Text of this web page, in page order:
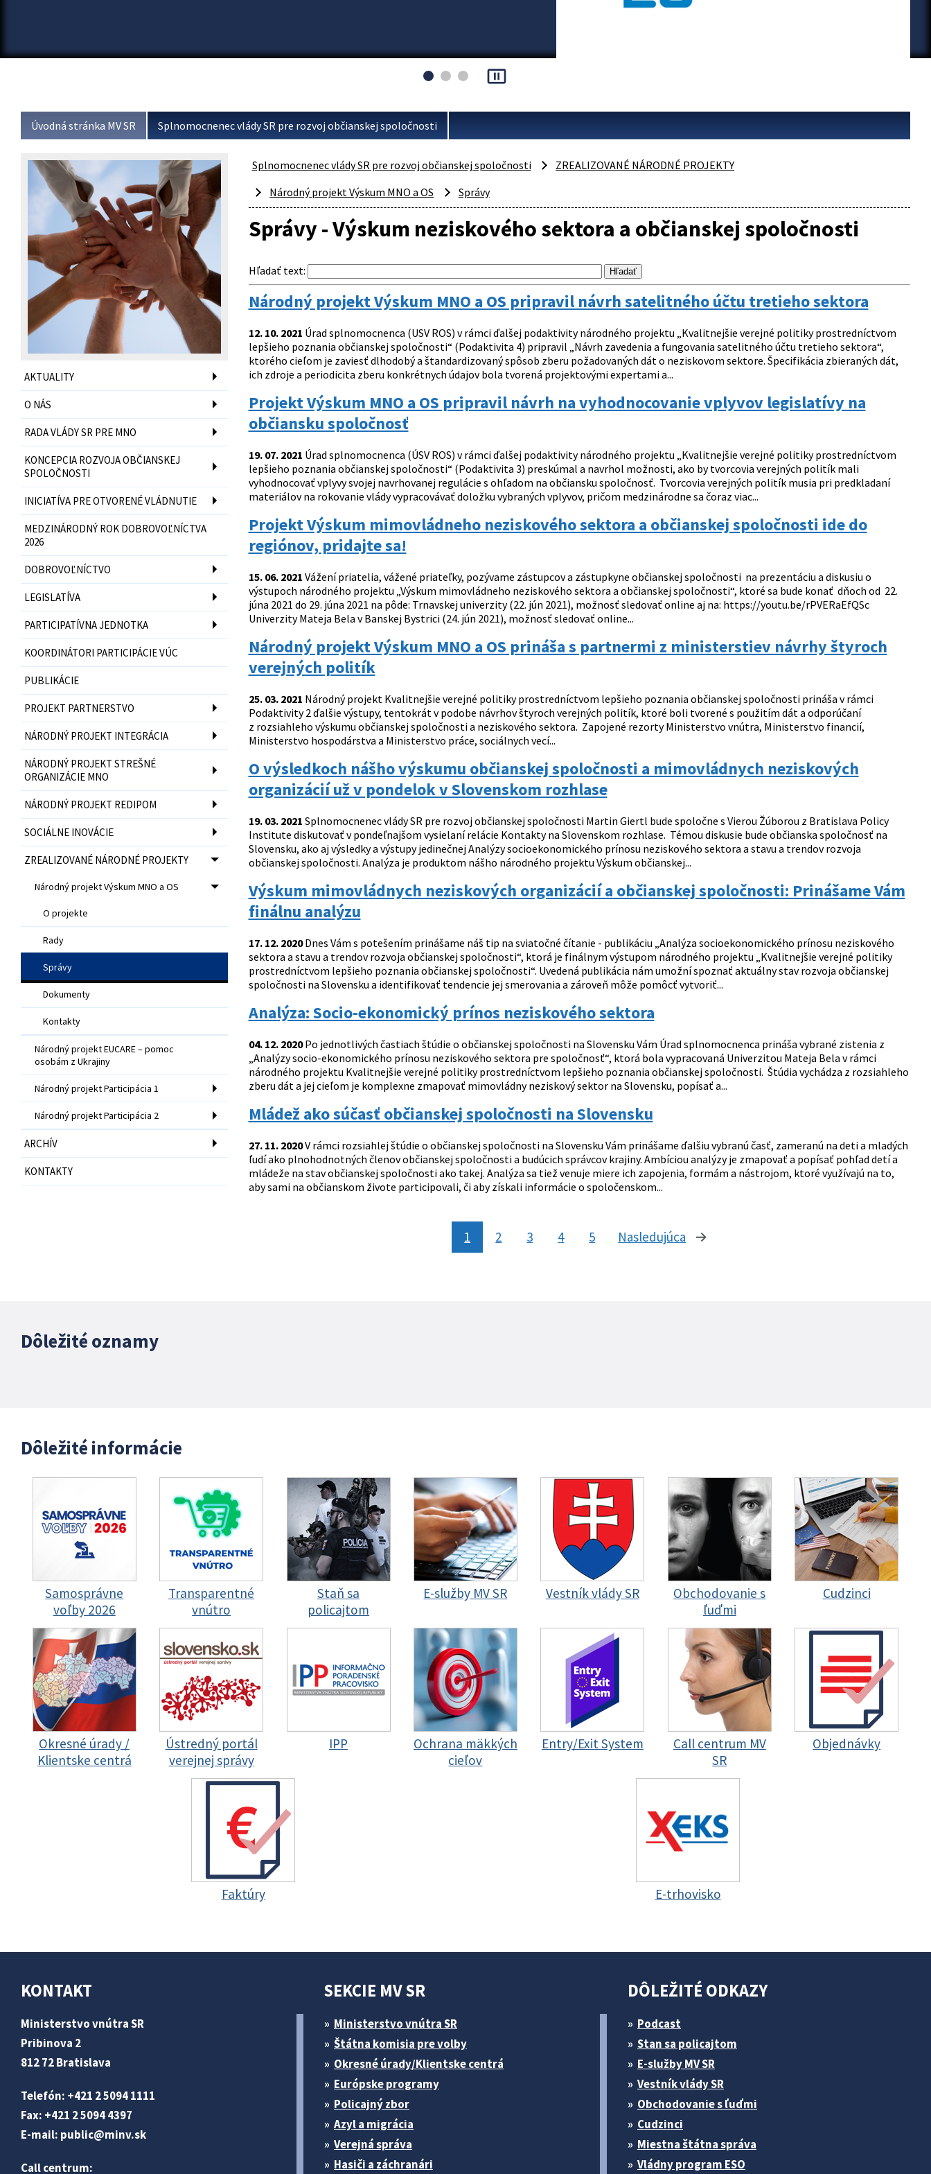
pause_presentation
Úvodná stránka MV SR Splnomocnenec vlády SR pre rozvoj občianskej spoločnosti
AKTUALITY
O NÁS
RADA VLÁDY SR PRE MNO
KONCEPCIA ROZVOJA OBČIANSKEJ
SPOLOČNOSTI
INICIATÍVA PRE OTVORENÉ VLÁDNUTIE
MEDZINÁRODNÝ ROK DOBROVOĽNÍCTVA
2026
DOBROVOĽNÍCTVO
LEGISLATÍVA
PARTICIPATÍVNA JEDNOTKA
KOORDINÁTORI PARTICIPÁCIE VÚC
PUBLIKÁCIE
PROJEKT PARTNERSTVO
NÁRODNÝ PROJEKT INTEGRÁCIA
NÁRODNÝ PROJEKT STREŠNÉ
ORGANIZÁCIE MNO
NÁRODNÝ PROJEKT REDIPOM
SOCIÁLNE INOVÁCIE
ZREALIZOVANÉ NÁRODNÉ PROJEKTY
Národný projekt Výskum MNO a OS
O projekte
Rady
Správy
Dokumenty
Kontakty
Národný projekt EUCARE – pomoc
osobám z Ukrajiny
Národný projekt Participácia 1
Národný projekt Participácia 2
ARCHÍV
KONTAKTY
Splnomocnenec vlády SR pre rozvoj občianskej spoločnosti
ZREALIZOVANÉ NÁRODNÉ PROJEKTY
Národný projekt Výskum MNO a OS
Správy
Správy - Výskum neziskového sektora a občianskej spoločnosti
Hľadať text:
Národný projekt Výskum MNO a OS pripravil návrh satelitného účtu tretieho sektora
12. 10. 2021 Úrad splnomocnenca (USV ROS) v rámci ďalšej podaktivity národného projektu „Kvalitnejšie verejné politiky prostredníctvom
lepšieho poznania občianskej spoločnosti“ (Podaktivita 4) pripravil „Návrh zavedenia a fungovania satelitného účtu tretieho sektora“,
ktorého cieľom je zaviesť dlhodobý a štandardizovaný spôsob zberu požadovaných dát o neziskovom sektore. Špecifikácia zbieraných dát,
ich zdroje a periodicita zberu konkrétnych údajov bola tvorená projektovými expertami a...
Projekt Výskum MNO a OS pripravil návrh na vyhodnocovanie vplyvov legislatívy na
občiansku spoločnosť
19. 07. 2021 Úrad splnomocnenca (ÚSV ROS) v rámci ďalšej podaktivity národného projektu „Kvalitnejšie verejné politiky prostredníctvom
lepšieho poznania občianskej spoločnosti“ (Podaktivita 3) preskúmal a navrhol možnosti, ako by tvorcovia verejných politík mali
vyhodnocovať vplyvy svojej navrhovanej regulácie s ohľadom na občiansku spoločnosť. Tvorcovia verejných politík musia pri predkladaní
materiálov na rokovanie vlády vypracovávať doložku vybraných vplyvov, pričom medzinárodne sa čoraz viac...
Projekt Výskum mimovládneho neziskového sektora a občianskej spoločnosti ide do
regiónov, pridajte sa!
15. 06. 2021 Vážení priatelia, vážené priateľky, pozývame zástupcov a zástupkyne občianskej spoločnosti na prezentáciu a diskusiu o
výstupoch národného projektu „Výskum mimovládneho neziskového sektora a občianskej spoločnosti“, ktoré sa bude konať dňoch od 22.
júna 2021 do 29. júna 2021 na pôde: Trnavskej univerzity (22. jún 2021), možnosť sledovať online aj na: https://youtu.be/rPVERaEfQSc
Univerzity Mateja Bela v Banskej Bystrici (24. jún 2021), možnosť sledovať online...
Národný projekt Výskum MNO a OS prináša s partnermi z ministerstiev návrhy štyroch
verejných politík
25. 03. 2021 Národný projekt Kvalitnejšie verejné politiky prostredníctvom lepšieho poznania občianskej spoločnosti prináša v rámci
Podaktivity 2 ďalšie výstupy, tentokrát v podobe návrhov štyroch verejných politík, ktoré boli tvorené s použitím dát a odporúčaní
z rozsiahleho výskumu občianskej spoločnosti a neziskového sektora. Zapojené rezorty Ministerstvo vnútra, Ministerstvo financií,
Ministerstvo hospodárstva a Ministerstvo práce, sociálnych vecí...
O výsledkoch nášho výskumu občianskej spoločnosti a mimovládnych neziskových
organizácií už v pondelok v Slovenskom rozhlase
19. 03. 2021 Splnomocnenec vlády SR pre rozvoj občianskej spoločnosti Martin Giertl bude spoločne s Vierou Žúborou z Bratislava Policy
Institute diskutovať v pondeľnajšom vysielaní relácie Kontakty na Slovenskom rozhlase. Témou diskusie bude občianska spoločnosť na
Slovensku, ako aj výsledky a výstupy jedinečnej Analýzy socioekonomického prínosu neziskového sektora a stavu a trendov rozvoja
občianskej spoločnosti. Analýza je produktom nášho národného projektu Výskum občianskej...
Výskum mimovládnych neziskových organizácií a občianskej spoločnosti: Prinášame Vám
finálnu analýzu
17. 12. 2020Dnes Vám s potešením prinášame náš tip na sviatočné čítanie - publikáciu „Analýza socioekonomického prínosu neziskového
sektora a stavu a trendov rozvoja občianskej spoločnosti“, ktorá je finálnym výstupom národného projektu „Kvalitnejšie verejné politiky
prostredníctvom lepšieho poznania občianskej spoločnosti“. Uvedená publikácia nám umožní spoznať aktuálny stav rozvoja občianskej
spoločnosti na Slovensku a identifikovať tendencie jej smerovania a zároveň môže pomôcť vytvoriť...
Analýza: Socio-ekonomický prínos neziskového sektora
04. 12. 2020Po jednotlivých častiach štúdie o občianskej spoločnosti na Slovensku Vám Úrad splnomocnenca prináša vybrané zistenia z
„Analýzy socio-ekonomického prínosu neziskového sektora pre spoločnosť“, ktorá bola vypracovaná Univerzitou Mateja Bela v rámci
národného projektu Kvalitnejšie verejné politiky prostredníctvom lepšieho poznania občianskej spoločnosti. Štúdia vychádza z rozsiahleho
zberu dát a jej cieľom je komplexne zmapovať mimovládny neziskový sektor na Slovensku, popísať a...
Mládež ako súčasť občianskej spoločnosti na Slovensku
27. 11. 2020V rámci rozsiahlej štúdie o občianskej spoločnosti na Slovensku Vám prinášame ďalšiu vybranú časť, zameranú na deti a mladých
ľudí ako plnohodnotných členov občianskej spoločnosti a budúcich správcov krajiny. Ambíciou analýzy je zmapovať a popísať pohľad detí a
mládeže na stav občianskej spoločnosti ako takej. Analýza sa tiež venuje miere ich zapojenia, formám a nástrojom, ktoré využívajú na to,
aby sami na občianskom živote participovali, či aby získali informácie o spoločenskom...
1 2 3 4 5 Nasledujúca stránka
Dôležité oznamy
Dôležité informácie
Samosprávne
voľby 2026
Transparentné
vnútro
Staň sa
policajtom
E-služby MV SR Vestník vlády SR
Obchodovanie s
ľuďmi
Cudzinci
Okresné úrady /
Klientske centrá
Ústredný portál
verejnej správy
IPP
Ochrana mäkkých
cieľov
Entry/Exit System
Call centrum MV
SR
Objednávky
Faktúry E-trhovisko
KONTAKT
Ministerstvo vnútra SR
Pribinova 2
812 72 Bratislava
Telefón: +421 2 5094 1111
Fax: +421 2 5094 4397
E-mail: public@minv.sk
Call centrum:
SEKCIE MV SR
Ministerstvo vnútra SR
Štátna komisia pre volby
Okresné úrady/Klientske centrá
Európske programy
Policajný zbor
Azyl a migrácia
Verejná správa
Hasiči a záchranári
DÔLEŽITÉ ODKAZY
Podcast
Stan sa policajtom
E-služby MV SR
Vestník vlády SR
Obchodovanie s ľuďmi
Cudzinci
Miestna štátna správa
Vládny program ESO